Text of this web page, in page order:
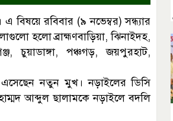
রবিবার (৯ নভেম্বর) সন্ধ্যার
হলো ব্রাহ্মণবাড়িয়া, ঝিনাইদহ,
চুয়াডাঙ্গা, পঞ্চগড়, জয়পুরহাট,
নতুন মুখ। নড়াইলের ডিসি
আব্দুল ছালামকে নড়াইলে বদলি